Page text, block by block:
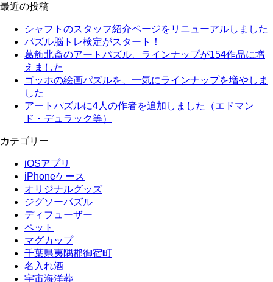
最近の投稿
シャフトのスタッフ紹介ページをリニューアルしました
パズル脳トレ検定がスタート！
葛飾北斎のアートパズル、ラインナップが154作品に増
えました
ゴッホの絵画パズルを、一気にラインナップを増やしま
した
アートパズルに4人の作者を追加しました（エドマン
ド・デュラック等）
カテゴリー
iOSアプリ
iPhoneケース
オリジナルグッズ
ジグソーパズル
ディフューザー
ペット
マグカップ
千葉県夷隅郡御宿町
名入れ酒
宇宙海洋葬